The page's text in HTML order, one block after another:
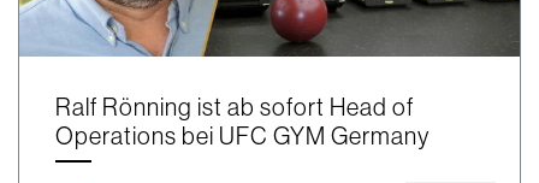
Ralf Rönning ist ab sofort Head of
Operations bei UFC GYM Germany